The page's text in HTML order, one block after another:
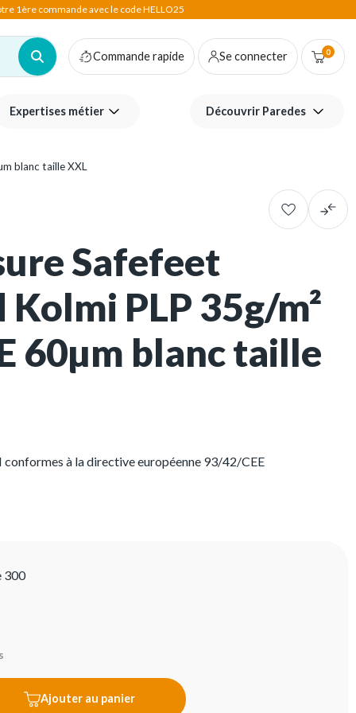
1ère commande avec le code HELLO25
Commande rapide Se connecter 0
Expertises métier Découvrir Paredes
blanc taille XXL
Safefeet
PLP 35g/m²
60µm blanc taille
à la directive européenne 93/42/CEE
300
Ajouter au panier